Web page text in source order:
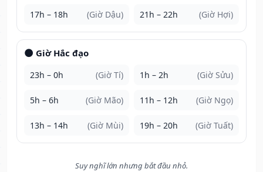
17h – 18h (Giờ Dậu) 21h – 22h (Giờ Hợi)
🌑 Giờ Hắc đạo
23h – 0h (Giờ Tí) 1h – 2h (Giờ Sửu)
5h – 6h (Giờ Mão) 11h – 12h (Giờ Ngọ)
13h – 14h (Giờ Mùi) 19h – 20h (Giờ Tuất)
Suy nghĩ lớn nhưng bắt đầu nhỏ.